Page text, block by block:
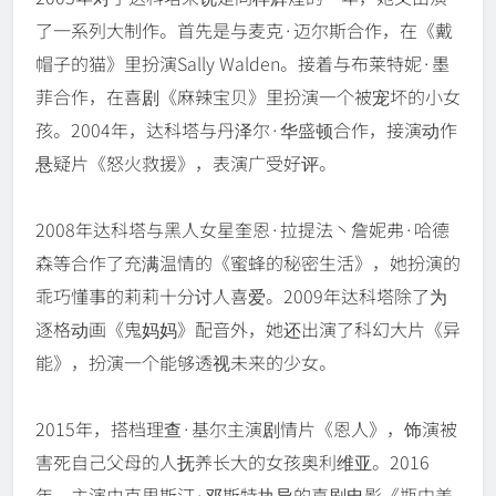
了一系列大制作。首先是与麦克·迈尔斯合作，在《戴
帽子的猫》里扮演Sally Walden。接着与布莱特妮·墨
菲合作，在喜剧《麻辣宝贝》里扮演一个被宠坏的小女
孩。2004年，达科塔与丹泽尔·华盛顿合作，接演动作
悬疑片《怒火救援》，表演广受好评。
2008年达科塔与黑人女星奎恩·拉提法丶詹妮弗·哈德
森等合作了充满温情的《蜜蜂的秘密生活》，她扮演的
乖巧懂事的莉莉十分讨人喜爱。2009年达科塔除了为
逐格动画《鬼妈妈》配音外，她还出演了科幻大片《异
能》，扮演一个能够透视未来的少女。
2015年，搭档理查·基尔主演剧情片《恩人》，饰演被
害死自己父母的人抚养长大的女孩奥利维亚。2016